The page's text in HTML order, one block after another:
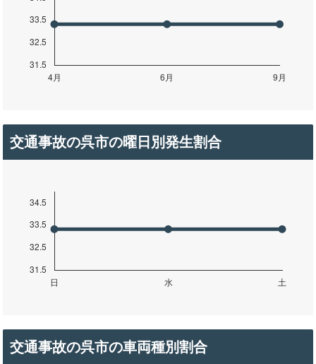
交通事故の呉市の曜日別発生割合
交通事故の呉市の車両種別割合